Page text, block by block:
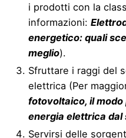
i prodotti con la
informazioni:
energetico: quali
meglio).
Sfruttare i raggi del
elettrica (Per
fotovoltaico, il
energia elettrica dal
Servirsi delle